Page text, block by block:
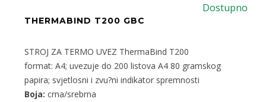
Dostupno
THERMABIND T200 GBC
STROJ ZA TERMO UVEZ ThermaBind T200
format: A4; uvezuje do 200 listova A4 80 gramskog
papira; svjetlosni i zvu?ni indikator spremnosti
Boja: crna/srebrna